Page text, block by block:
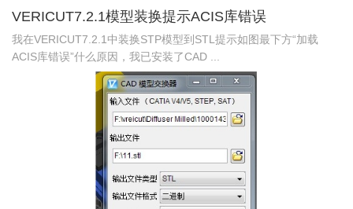
VERICUT7.2.1模型装换提示ACIS库错误
我在VERICUT7.2.1中装换STP模型到STL提示如图最下方“加载
ACIS库错误”什么原因，我已安装了CAD ...